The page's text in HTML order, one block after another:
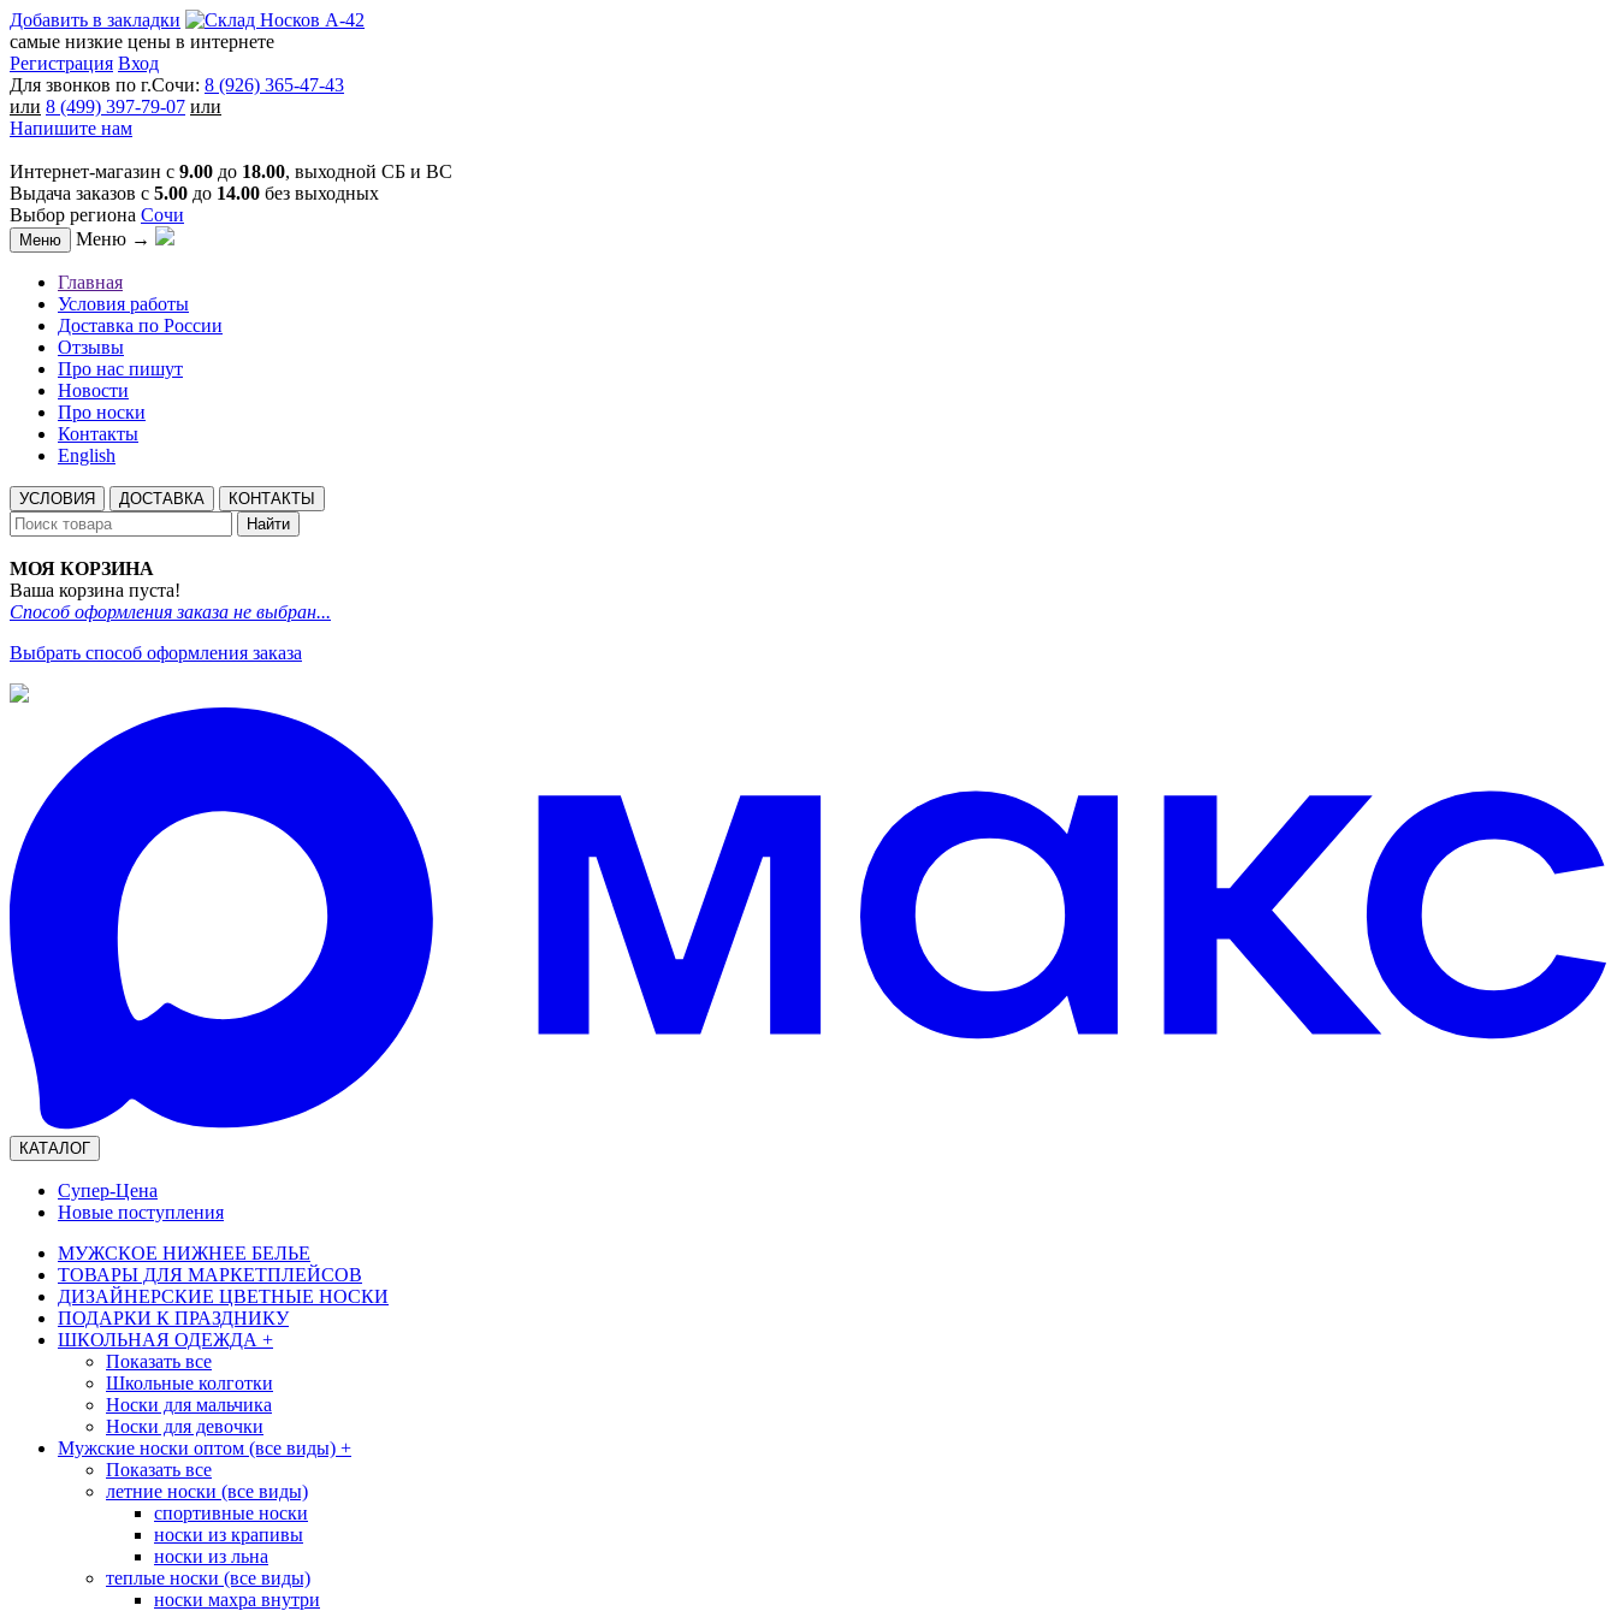
Добавить в закладки
самые низкие цены в интернете
Регистрация Вход
Для звонков по г.Сочи: 8 (926) 365-47-43
или 8 (499) 397-79-07 или
Напишите нам
Интернет-магазин с 9.00 до 18.00, выходной СБ и ВС
Выдача заказов с 5.00 до 14.00 без выходных
Выбор региона Сочи
Меню Меню →
Главная
Условия работы
Доставка по России
Отзывы
Про нас пишут
Новости
Про носки
Контакты
English
УСЛОВИЯ ДОСТАВКА
КОНТАКТЫ
Найти
МОЯ КОРЗИНА
Ваша корзина пуста!
Способ оформления заказа не выбран...
Выбрать способ оформления заказа
КАТАЛОГ
Супер-Цена
Новые поступления
МУЖСКОЕ НИЖНЕЕ БЕЛЬЕ
ТОВАРЫ ДЛЯ МАРКЕТПЛЕЙСОВ
ДИЗАЙНЕРСКИЕ ЦВЕТНЫЕ НОСКИ
ПОДАРКИ К ПРАЗДНИКУ
ШКОЛЬНАЯ ОДЕЖДА +
Показать все
Школьные колготки
Носки для мальчика
Носки для девочки
Мужские носки оптом (все виды) +
Показать все
летние носки (все виды)
спортивные носки
носки из крапивы
носки из льна
теплые носки (все виды)
носки махра внутри